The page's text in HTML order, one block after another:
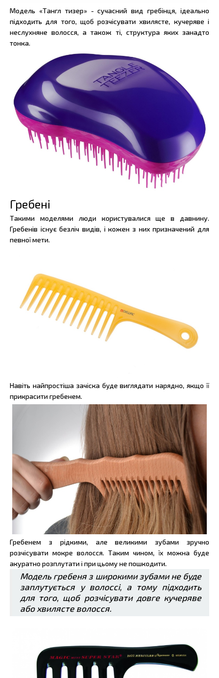
Модель «Тангл тизер» - сучасний вид гребінця, ідеально
підходить для того, щоб розчісувати хвилясте, кучеряве і
неслухняне волосся, а також ті, структура яких занадто
тонка.
Гребені
Такими моделями люди користувалися ще в давнину.
Гребенів існує безліч видів, і кожен з них призначений для
певної мети.
Навіть найпростіша зачіска буде виглядати нарядно, якщо її
прикрасити гребенем.
Гребенем з рідкими, але великими зубами зручно
розчісувати мокре волосся. Таким чином, їх можна буде
акуратно розплутати і при цьому не пошкодити.
Модель гребеня з широкими зубами не буде
заплутується у волоссі, а тому підходить
для того, щоб розчісувати довге кучеряве
або хвилясте волосся.